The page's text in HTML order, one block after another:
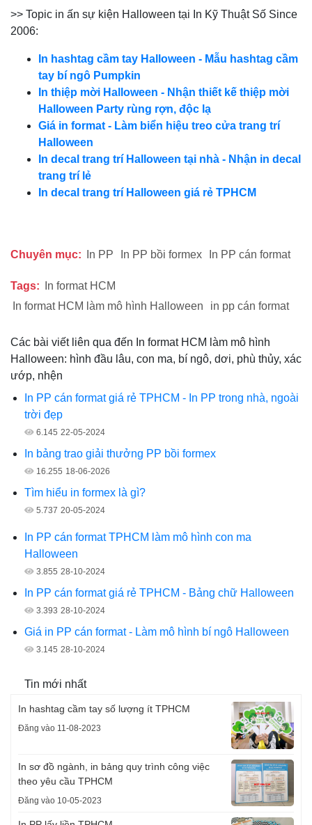
>> Topic in ấn sự kiện Halloween tại In Kỹ Thuật Số Since
2006:
In hashtag cầm tay Halloween - Mẫu hashtag cầm
tay bí ngô Pumpkin
In thiệp mời Halloween - Nhận thiết kế thiệp mời
Halloween Party rùng rợn, độc lạ
Giá in format - Làm biển hiệu treo cửa trang trí
Halloween
In decal trang trí Halloween tại nhà - Nhận in decal
trang trí lẻ
In decal trang trí Halloween giá rẻ TPHCM
Chuyên mục: In PP In PP bồi formex In PP cán format
Tags:
In format HCM
In format HCM làm mô hình Halloween
in pp cán format
Các bài viết liên qua đến In format HCM làm mô hình
Halloween: hình đầu lâu, con ma, bí ngô, dơi, phù thủy, xác
ướp, nhện
In PP cán format giá rẻ TPHCM - In PP trong nhà, ngoài
trời đẹp
6.145 22-05-2024
In bảng trao giải thưởng PP bồi formex
16.255 18-06-2026
Tìm hiểu in formex là gì?
5.737 20-05-2024
In PP cán format TPHCM làm mô hình con ma
Halloween
3.855 28-10-2024
In PP cán format giá rẻ TPHCM - Bảng chữ Halloween
3.393 28-10-2024
Giá in PP cán format - Làm mô hình bí ngô Halloween
3.145 28-10-2024
Tin mới nhất
In hashtag cầm tay số lượng ít TPHCM
Đăng vào 11-08-2023
In sơ đồ ngành, in bảng quy trình công việc
theo yêu cầu TPHCM
Đăng vào 10-05-2023